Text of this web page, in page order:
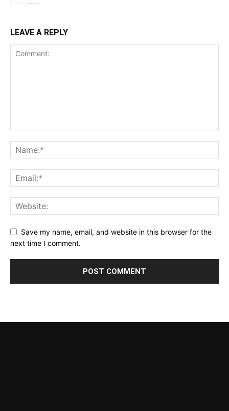
LEAVE A REPLY
Save my name, email, and website in this browser for the
next time I comment.